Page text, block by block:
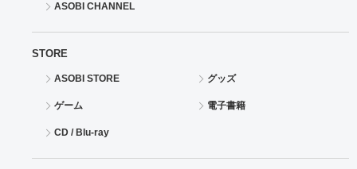
ASOBI CHANNEL
STORE
ASOBI STORE グッズ
ゲーム 電子書籍
CD / Blu-ray